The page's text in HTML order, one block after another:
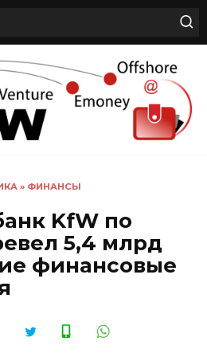
» ФИНАНСЫ
KfW по
5,4 млрд
финансовые